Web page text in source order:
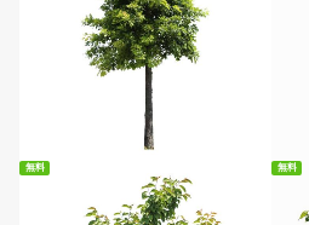
無料ダウンロード
無料 無料